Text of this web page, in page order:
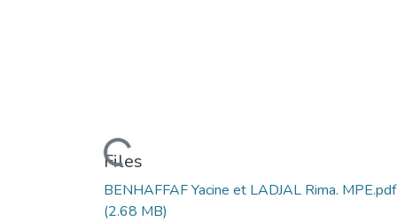
Loading...
Files
BENHAFFAF Yacine et LADJAL Rima. MPE.pdf
(2.68 MB)